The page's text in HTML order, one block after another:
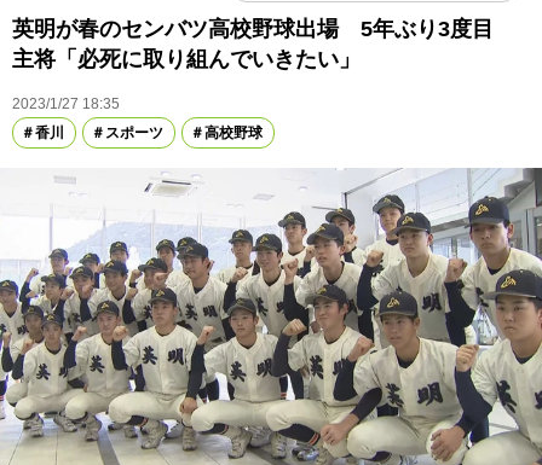
英明が春のセンバツ高校野球出場 5年ぶり3度目
主将「必死に取り組んでいきたい」
2023/1/27 18:35
香川
スポーツ 高校野球